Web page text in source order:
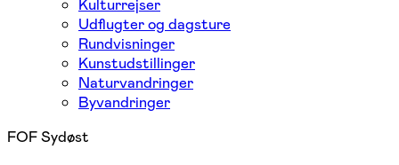
Kulturrejser
Udflugter og dagsture
Rundvisninger
Kunstudstillinger
Naturvandringer
Byvandringer
FOF Sydøst